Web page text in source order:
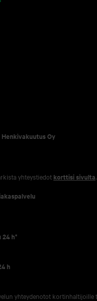
Oy
yhteystiedot korttisi sivulta.
h*
h
yhteydenotot kortinhaltijoille